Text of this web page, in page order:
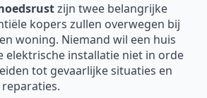
zijn twee belangrijke
kopers zullen overwegen bij
woning. Niemand wil een huis
elektrische installatie niet in orde
tot gevaarlijke situaties en